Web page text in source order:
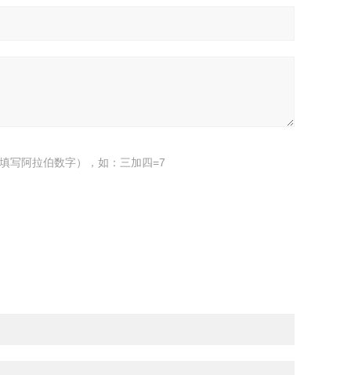
写阿拉伯数字），如：三加四=7